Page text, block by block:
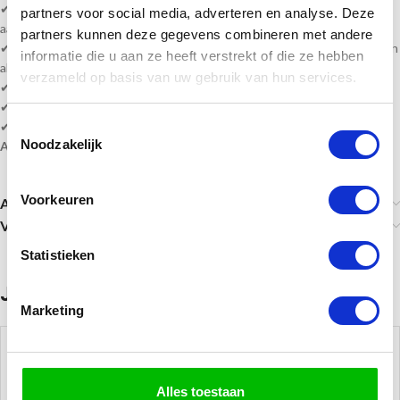
partners voor social media, adverteren en analyse. Deze
partners kunnen deze gegevens combineren met andere
informatie die u aan ze heeft verstrekt of die ze hebben
verzameld op basis van uw gebruik van hun services.
Toestemmingsselectie
Noodzakelijk
Voorkeuren
Statistieken
Marketing
Alles toestaan
✔ Serie bestellen? vult u bijv. 1e plaats passen wij de andere medailles
aan naar 2e, 3e enz.
✔ Heeft u veel wisselende teksten, kunt u een word bestand bijvoegen
als bijlage.
✔ Levertijd? 1-4 werkdagen of in overleg!
✔ Levering volledig gemonteerd!
✔
Alle prijzen zijn inclusief BTW, tekst en monteren!
Aanvullende informatie
Verzending
Je zou ook kunnen houden van …